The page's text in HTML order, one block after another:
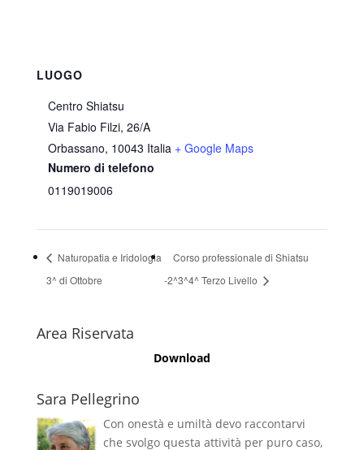
LUOGO
Centro Shiatsu
Via Fabio Filzi, 26/A
Orbassano, 10043 Italia + Google Maps
Numero di telefono
0119019006
Naturopatia e Iridologia
3^ di Ottobre
Corso professionale di Shiatsu
-2^3^4^ Terzo Livello
Area Riservata
Download
Sara Pellegrino
Con onestà e umiltà devo raccontarvi
che svolgo questa attività per puro caso,